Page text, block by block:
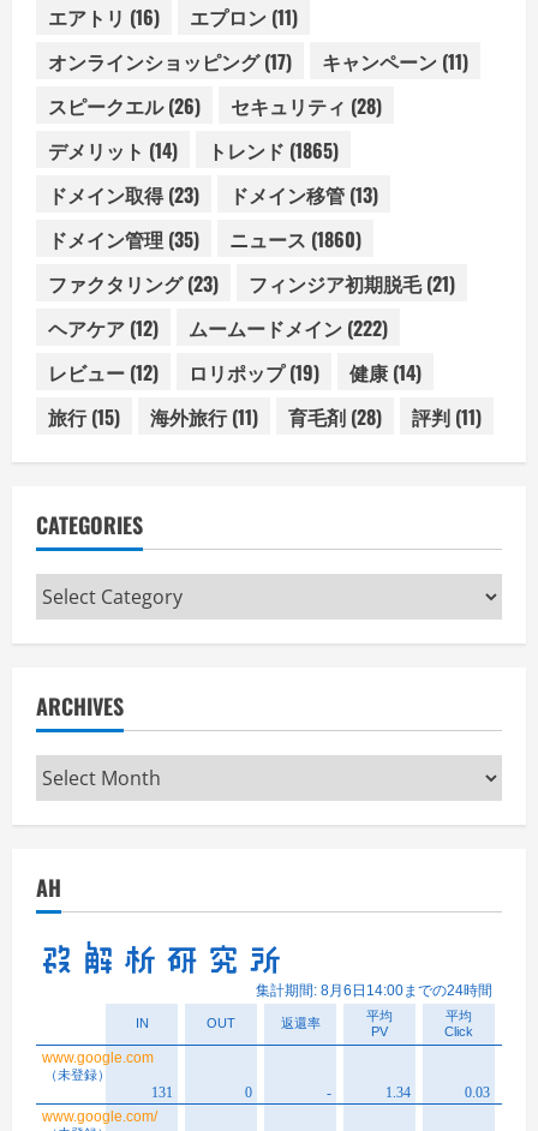
エアトリ (16) エプロン (11)
オンラインショッピング(17) キャンペーン (11)
スピークエル(26) セキュリティ (28)
デメリット (14) トレンド (1865)
ドメイン取得(23) ドメイン移管 (13)
ドメイン管理 (35) ニュース (1860)
ファクタリング(23) フィンジア初期脱毛(21)
ヘアケア (12) ムームードメイン (222)
レビュー (12) ロリポップ(19) 健康 (14)
旅行(15) 海外旅行(11) 育毛剤 (28) 評判 (11)
CATEGORIES
Categories
ARCHIVES
Archives
AH